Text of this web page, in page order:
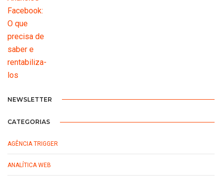
NEWSLETTER
CATEGORIAS
AGÊNCIA TRIGGER
ANALÍTICA WEB